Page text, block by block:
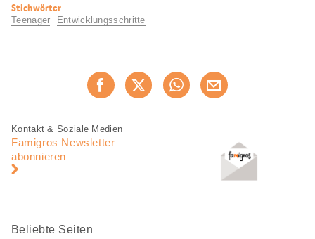
Nützliche
Informationen
Stichwörter
Teenager Entwicklungsschritte
Jetzt weiterempfehlen
Fusszeile
Fusszeile
Navigation
Kontakt & Soziale Medien
Famigros Newsletter
abonnieren
Beliebte Seiten